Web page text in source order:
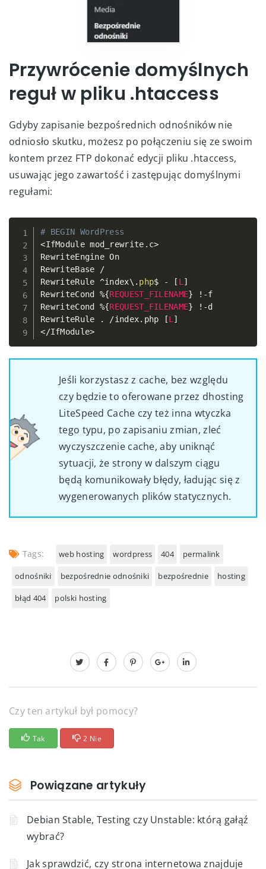
Przywrócenie domyślnych
reguł w pliku .htaccess
Gdyby zapisanie bezpośrednich odnośników nie
odniosło skutku, możesz po połączeniu się ze swoim
kontem przez FTP dokonać edycji pliku .htaccess,
usuwając jego zawartość i zastępując domyślnymi
regułami:
# BEGIN WordPress
<IfModule mod_rewrite . c>
RewriteEngine On
RewriteBase /
RewriteRule ^index\ . php$ - [ L]
RewriteCond %{REQUEST_FILENAME} ! -f
RewriteCond %{REQUEST_FILENAME} ! -d
RewriteRule
. /index. php [L]
</IfModule>
Jeśli korzystasz z cache, bez względu
czy będzie to oferowane przez dhosting
LiteSpeed Cache czy też inna wtyczka
tego typu, po zapisaniu zmian, zleć
wyczyszczenie cache, aby uniknąć
sytuacji, że strony w dalszym ciągu
będą komunikowały błędy, ładując się z
wygenerowanych plików statycznych.
Tags: web hosting wordpress 404 permalink
odnośniki bezpośrednie odnośniki bezpośrednie hosting
błąd 404 polski hosting
Czy ten artykuł był pomocy?
Tak 2 Nie
Powiązane artykuły
Debian Stable, Testing czy Unstable: którą gałąź
wybrać?
Jak sprawdzić, czy strona internetowa znajduje